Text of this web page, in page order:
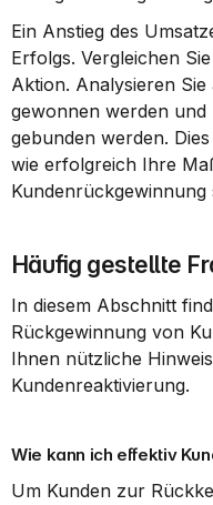
Ein Anstieg des
Erfolgs. Vergleichen
Aktion. Analysieren
gewonnen werden und
gebunden werden.
wie erfolgreich Ihre
Kundenrückgewinnung
Häufig gestellte
In diesem Abschnitt
Rückgewinnung von
Ihnen nützliche
Kundenreaktivierung.
Wie kann ich effektiv